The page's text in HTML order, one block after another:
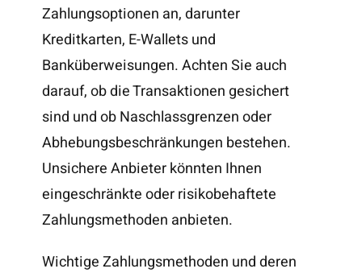
Zahlungsoptionen an, darunter
Kreditkarten, E-Wallets und
Banküberweisungen. Achten Sie auch
darauf, ob die Transaktionen gesichert
sind und ob Naschlassgrenzen oder
Abhebungsbeschränkungen bestehen.
Unsichere Anbieter könnten Ihnen
eingeschränkte oder risikobehaftete
Zahlungsmethoden anbieten.
Wichtige Zahlungsmethoden und deren